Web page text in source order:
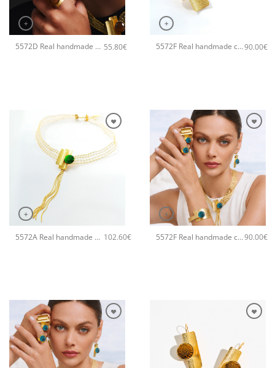
+
5572D Real handmade crystal χειροποίητο βραχιόλι Catherine bijoux Ασημί 55.80€
+
5572F Real handmade crystal big χειροποίητα σκουλαρίκια Catherine bijoux Τυρκουάζ90.00€
+
5572A Real handmade statement χειροποίητο κολιέ Catherine bijoux Πράσινο 102.60€
+
5572F Real handmade crystal big χειροποίητα σκουλαρίκια Catherine bijoux Πράσινο90.00€